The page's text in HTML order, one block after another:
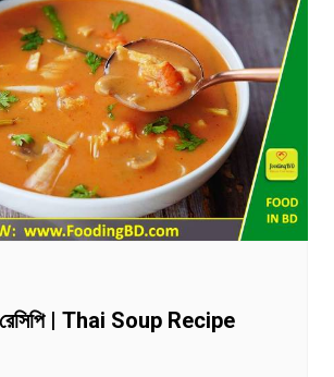
রেসিপি | Thai Soup Recipe